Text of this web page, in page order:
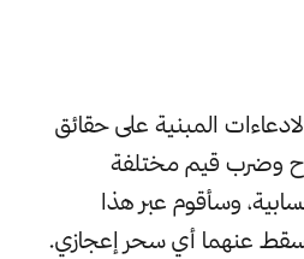
المبنية على حقائق
وضرب قيم مختلفة
وسأقوم عبر هذا
عنهما أي سحر إعجازي.